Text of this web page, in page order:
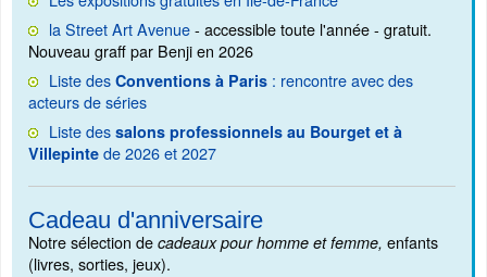
la Street Art Avenue- accessible toute l'année - gratuit.
Nouveau graff par Benji en 2026
Liste des Conventions à Paris : rencontre avec des
acteurs de séries
Liste des salons professionnels au Bourget et à
Villepinte de 2026 et 2027
Cadeau d'anniversaire
Notre sélection de cadeaux pour homme et femme, enfants
(livres, sorties, jeux).